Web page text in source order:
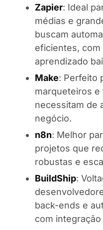
Zapier: Ideal
médias e
buscam
eficientes, com
aprendizado
Make: Perfeito
marqueteiros
necessitam de
negócio.
n8n: Melhor
projetos que
robustas e
BuildShip:
back-ends e
com